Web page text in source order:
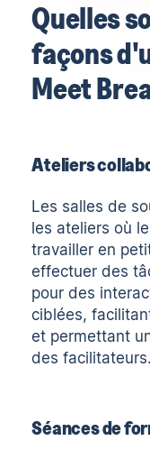
Quelles
façons
Meet
Ateliers
Les salles de
les ateliers où
travailler en
effectuer des
pour des
ciblées,
et permettant
des facilitateurs.
Séances de